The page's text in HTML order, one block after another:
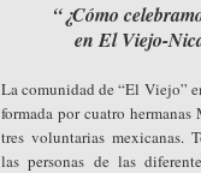
“¿Cómo
en El Viejo-
La comunidad de “El Viejo”
formada por cuatro
tres voluntarias mexicanas.
las personas de las